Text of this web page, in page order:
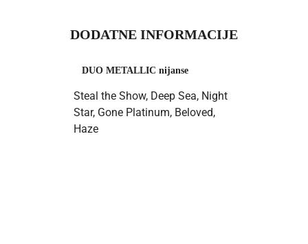
DODATNE INFORMACIJE
DUO METALLIC nijanse
Steal the Show, Deep Sea, Night
Star, Gone Platinum, Beloved,
Haze